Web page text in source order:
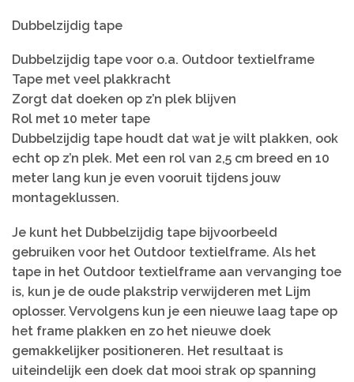
Dubbelzijdig tape
Dubbelzijdig tape voor o.a. Outdoor textielframe
Tape met veel plakkracht
Zorgt dat doeken op z’n plek blijven
Rol met 10 meter tape
Dubbelzijdig tape houdt dat wat je wilt plakken, ook
echt op z’n plek. Met een rol van 2,5 cm breed en 10
meter lang kun je even vooruit tijdens jouw
montageklussen.
Je kunt het Dubbelzijdig tape bijvoorbeeld
gebruiken voor het Outdoor textielframe. Als het
tape in het Outdoor textielframe aan vervanging toe
is, kun je de oude plakstrip verwijderen met Lijm
oplosser. Vervolgens kun je een nieuwe laag tape op
het frame plakken en zo het nieuwe doek
gemakkelijker positioneren. Het resultaat is
uiteindelijk een doek dat mooi strak op spanning